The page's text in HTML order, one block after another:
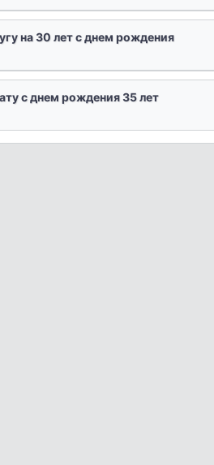
на 30 лет с днем рождения
с днем рождения 35 лет